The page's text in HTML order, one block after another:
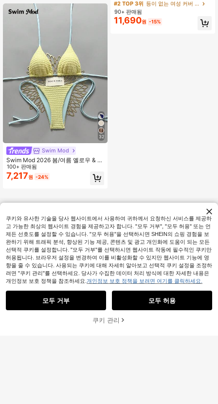
32
Swim Mod
Swim Mod 2026 봄/여름 옐로우 & 블
루 패치워크 스파게티 스트랩 사이드
하이 컷 타이-사이드 비키니 수영복 2
피스 세트, 달콤한 휴가 스타일 비치
100+ 판매됨
7,217원 -24%
지 코바늘 캐미 블라우스 치마
거의 매진!
거의 매진!
#2 TOP 3위
거의 매진!
90+ 판매됨
11,690원 -15%
24% 할인!
쿠키와 유사한 기술을 당사 웹사이트에서 사용하여 귀하께서 요청하신 서비스를 제공하
고 가능한 최상의 웹사이트 경험을 제공하고자 합니다. "모두 거부", "모두 허용" 또는 언
제든 선호도를 설정할 수 있습니다. "모두 허용"을 선택하시면 SHEIN의 쇼핑 경험을 보
완하기 위해 트래픽 분석, 향상된 기능 제공, 콘텐츠 및 광고 개인화에 도움이 되는 모든
선택적 쿠키를 설정합니다. "모두 거부"를 선택하시면 웹사이트 작동에 필수적인 쿠키만
허용됩니다. 브라우저 설정을 변경하여 이를 비활성화할 수 있지만 웹사이트 기능에 영
향을 줄 수 있습니다. 사용되는 쿠키에 대해 자세히 알아보고 선택적 쿠키 설정을 조정하
려면 "쿠키 관리"를 선택하세요. 당사가 수집한 데이터 처리 방식에 대한 자세한 내용은
개인정보 보호 정책을 참조하세요. 개인정보 보호 정책을 보려면 여기를 클릭하세요.
모두 거부 모두 허용
쿠키 관리